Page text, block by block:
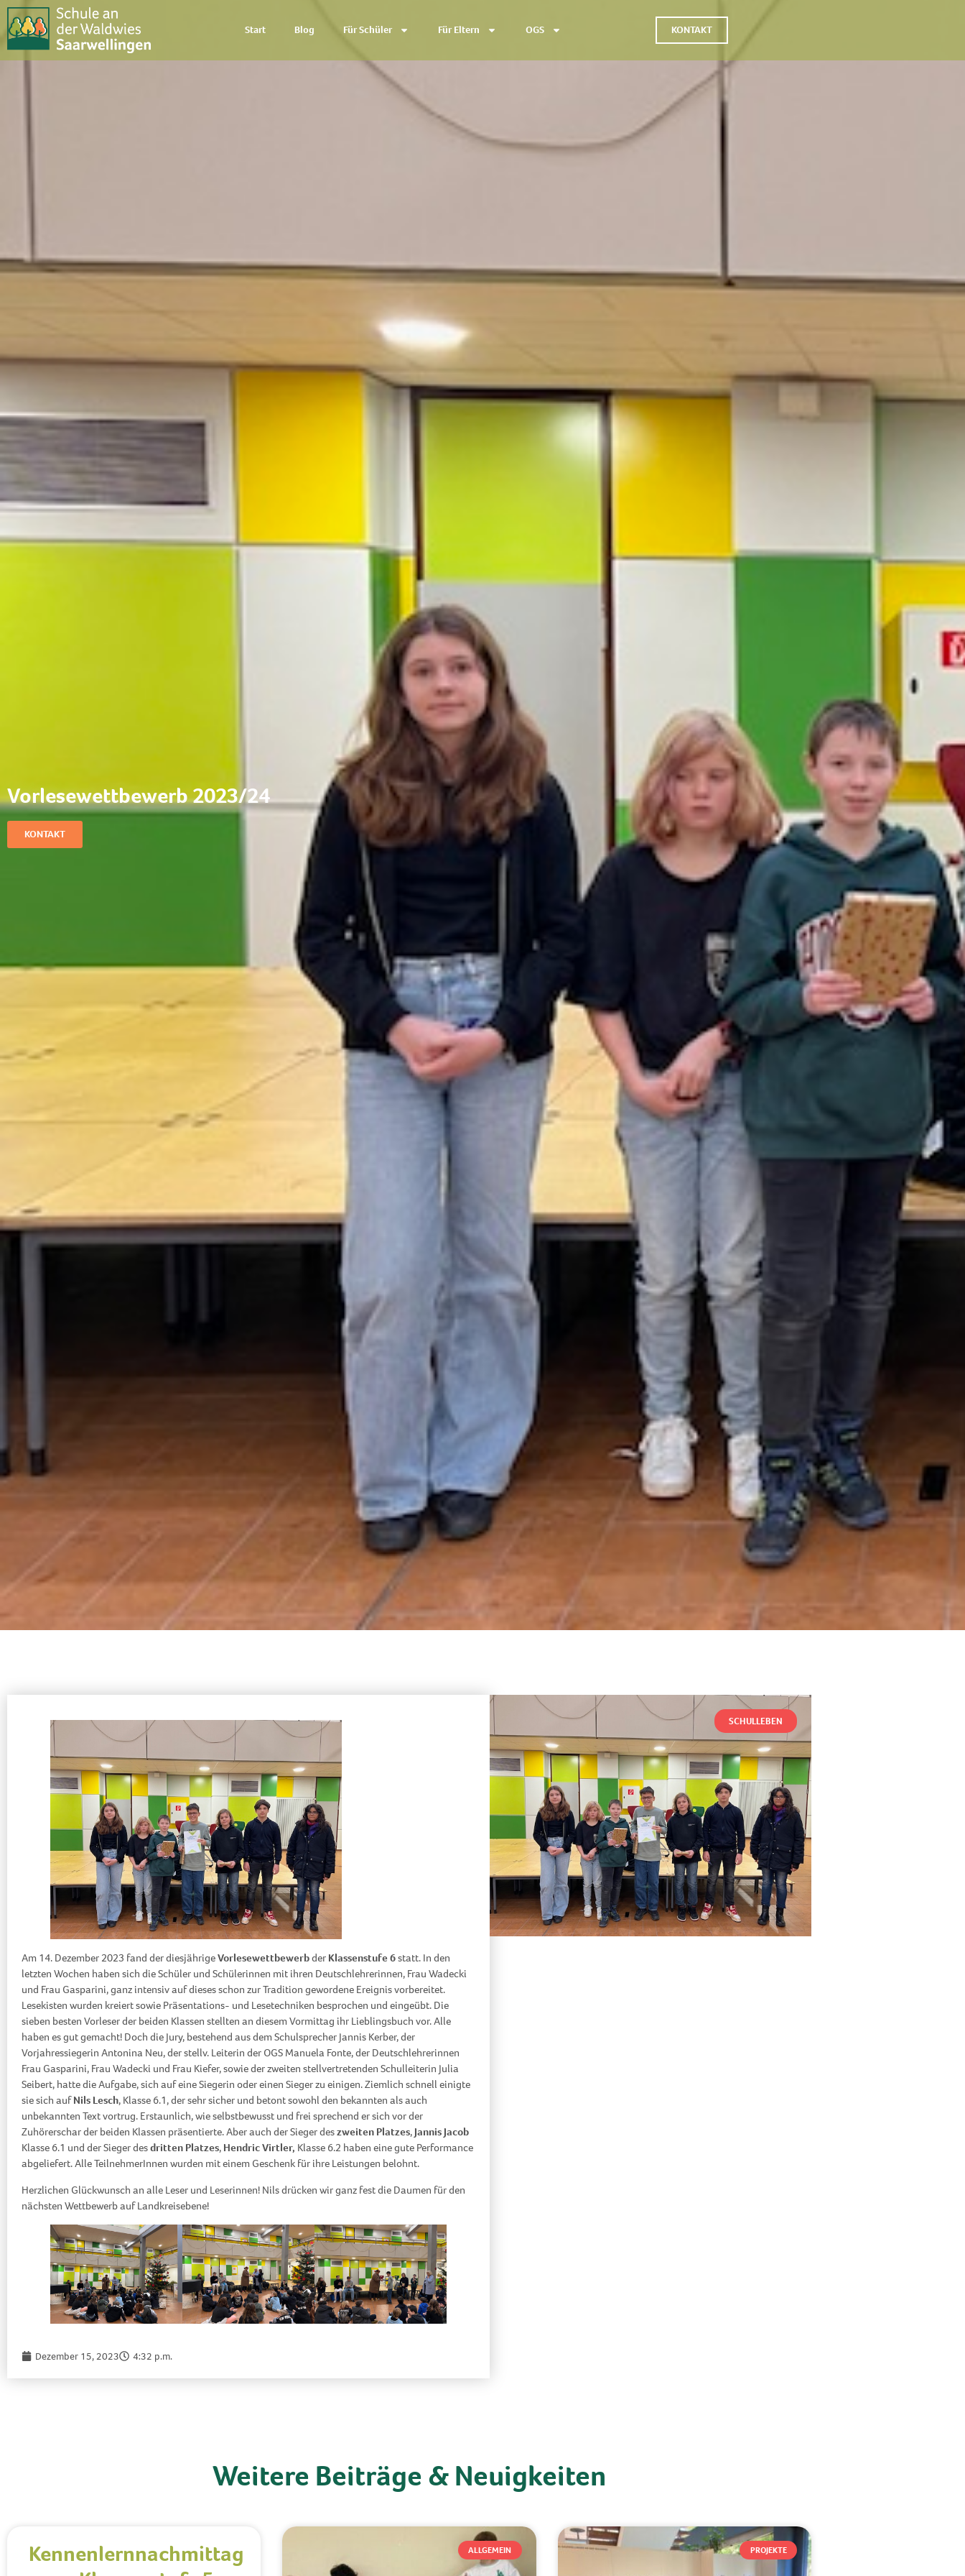
Start Blog Für Schüler Für Eltern OGS KONTAKT
Vorlesewettbewerb 2023/24
KONTAKT
Am 14. Dezember 2023 fand der diesjährigeVorlesewettbewerbder Klassenstufe 6statt. In den
letzten Wochen haben sich die Schüler und Schülerinnen mit ihren Deutschlehrerinnen, Frau Wadecki
und Frau Gasparini, ganz intensiv auf dieses schon zur Tradition gewordene Ereignis vorbereitet.
Lesekisten wurden kreiert sowie Präsentations- und Lesetechniken besprochen und eingeübt. Die
sieben besten Vorleser der beiden Klassen stellten an diesem Vormittag ihr Lieblingsbuch vor. Alle
haben es gut gemacht! Doch die Jury, bestehend aus dem Schulsprecher Jannis Kerber, der
Vorjahressiegerin Antonina Neu, der stellv. Leiterin der OGS Manuela Fonte, der Deutschlehrerinnen
Frau Gasparini, Frau Wadecki und Frau Kiefer, sowie der zweiten stellvertretenden Schulleiterin Julia
Seibert, hatte die Aufgabe, sich auf eine Siegerin oder einen Sieger zu einigen. Ziemlich schnell einigte
sie sich aufNils Lesch, Klasse 6.1, der sehr sicher und betont sowohl den bekannten als auch
unbekannten Text vortrug. Erstaunlich, wie selbstbewusst und frei sprechend er sich vor der
Zuhörerschar der beiden Klassen präsentierte. Aber auch der Sieger deszweiten Platzes, Jannis Jacob
Klasse 6.1 und der Sieger desdritten Platzes, Hendric Virtler, Klasse 6.2 haben eine gute Performance
abgeliefert. Alle TeilnehmerInnen wurden mit einem Geschenk für ihre Leistungen belohnt.
Herzlichen Glückwunsch an alle Leser und Leserinnen! Nils drücken wir ganz fest die Daumen für den
nächsten Wettbewerb auf Landkreisebene!
Dezember 15, 2023 4:32 p.m.
SCHULLEBEN
Weitere Beiträge & Neuigkeiten
Kennenlernnachmittag
ALLGEMEIN PROJEKTE